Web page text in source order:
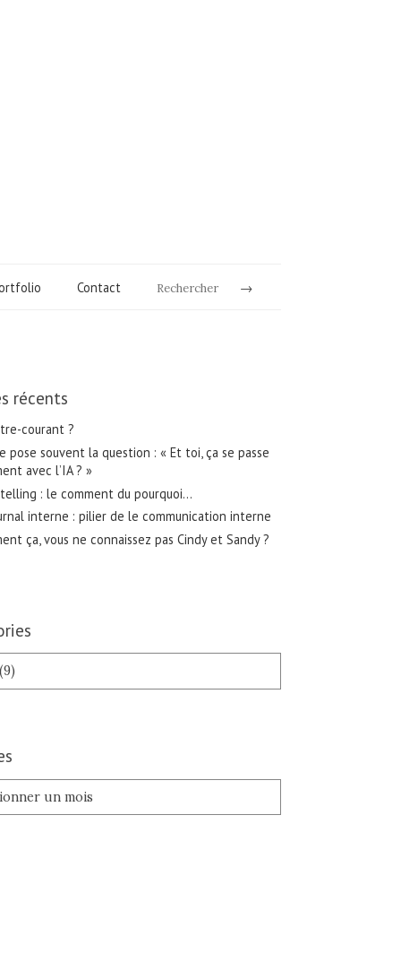
Contact Rechercher
récents
courant ?
pose souvent la question : « Et toi, ça se passe
avec l’IA ? »
: le comment du pourquoi…
interne : pilier de le communication interne
ça, vous ne connaissez pas Cindy et Sandy ?